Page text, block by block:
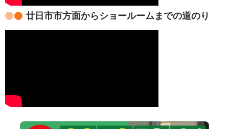
廿日市市方面からショールームまでの道のり